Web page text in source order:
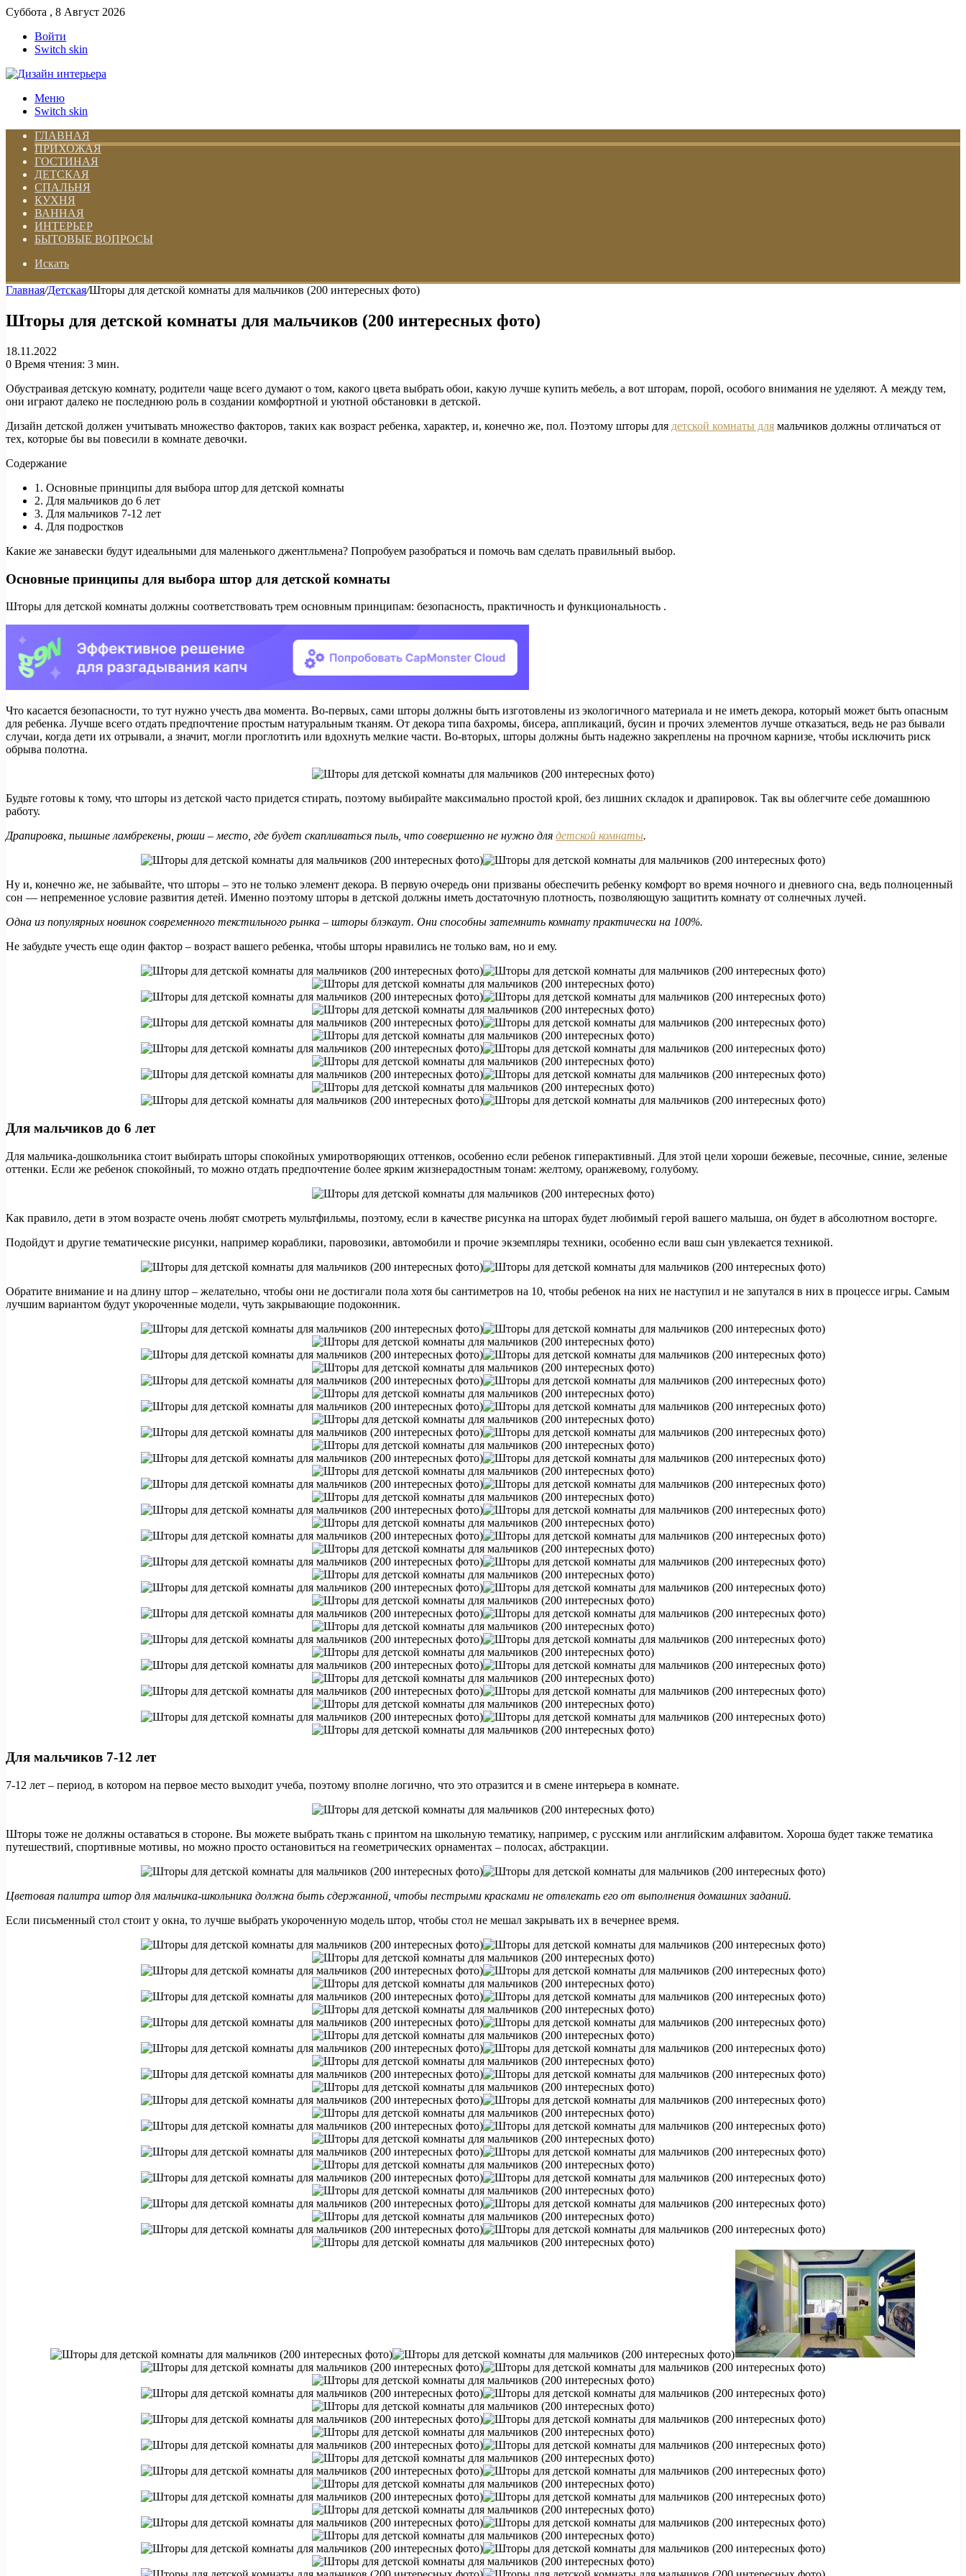
Суббота , 8 Август 2026
Войти
Switch skin
Меню
Switch skin
ГЛАВНАЯ
ПРИХОЖАЯ
ГОСТИНАЯ
ДЕТСКАЯ
СПАЛЬНЯ
КУХНЯ
ВАННАЯ
ИНТЕРЬЕР
БЫТОВЫЕ ВОПРОСЫ
Искать
Главная/Детская/Шторы для детской комнаты для мальчиков (200 интересных фото)
Шторы для детской комнаты для мальчиков (200 интересных фото)
18.11.2022
0 Время чтения: 3 мин.
Обустраивая детскую комнату, родители чаще всего думают о том, какого цвета выбрать обои, какую лучше купить мебель, а вот шторам, порой, особого внимания не уделяют. А между тем,
они играют далеко не последнюю роль в создании комфортной и уютной обстановки в детской.
Дизайн детской должен учитывать множество факторов, таких как возраст ребенка, характер, и, конечно же, пол. Поэтому шторы для детской комнаты для мальчиков должны отличаться от
тех, которые бы вы повесили в комнате девочки.
Содержание
1. Основные принципы для выбора штор для детской комнаты
2. Для мальчиков до 6 лет
3. Для мальчиков 7-12 лет
4. Для подростков
Какие же занавески будут идеальными для маленького джентльмена? Попробуем разобраться и помочь вам сделать правильный выбор.
Основные принципы для выбора штор для детской комнаты
Шторы для детской комнаты должны соответствовать трем основным принципам: безопасность, практичность и функциональность .
Что касается безопасности, то тут нужно учесть два момента. Во-первых, сами шторы должны быть изготовлены из экологичного материала и не иметь декора, который может быть опасным
для ребенка. Лучше всего отдать предпочтение простым натуральным тканям. От декора типа бахромы, бисера, аппликаций, бусин и прочих элементов лучше отказаться, ведь не раз бывали
случаи, когда дети их отрывали, а значит, могли проглотить или вдохнуть мелкие части. Во-вторых, шторы должны быть надежно закреплены на прочном карнизе, чтобы исключить риск
обрыва полотна.
Будьте готовы к тому, что шторы из детской часто придется стирать, поэтому выбирайте максимально простой крой, без лишних складок и драпировок. Так вы облегчите себе домашнюю
работу.
Драпировка, пышные ламбрекены, рюши – место, где будет скапливаться пыль, что совершенно не нужно для детской комнаты.
Ну и, конечно же, не забывайте, что шторы – это не только элемент декора. В первую очередь они призваны обеспечить ребенку комфорт во время ночного и дневного сна, ведь полноценный
сон — непременное условие развития детей. Именно поэтому шторы в детской должны иметь достаточную плотность, позволяющую защитить комнату от солнечных лучей.
Одна из популярных новинок современного текстильного рынка – шторы блэкаут. Они способны затемнить комнату практически на 100%.
Не забудьте учесть еще один фактор – возраст вашего ребенка, чтобы шторы нравились не только вам, но и ему.
Для мальчиков до 6 лет
Для мальчика-дошкольника стоит выбирать шторы спокойных умиротворяющих оттенков, особенно если ребенок гиперактивный. Для этой цели хороши бежевые, песочные, синие, зеленые
оттенки. Если же ребенок спокойный, то можно отдать предпочтение более ярким жизнерадостным тонам: желтому, оранжевому, голубому.
Как правило, дети в этом возрасте очень любят смотреть мультфильмы, поэтому, если в качестве рисунка на шторах будет любимый герой вашего малыша, он будет в абсолютном восторге.
Подойдут и другие тематические рисунки, например кораблики, паровозики, автомобили и прочие экземпляры техники, особенно если ваш сын увлекается техникой.
Обратите внимание и на длину штор – желательно, чтобы они не достигали пола хотя бы сантиметров на 10, чтобы ребенок на них не наступил и не запутался в них в процессе игры. Самым
лучшим вариантом будут укороченные модели, чуть закрывающие подоконник.
Для мальчиков 7-12 лет
7-12 лет – период, в котором на первое место выходит учеба, поэтому вполне логично, что это отразится и в смене интерьера в комнате.
Шторы тоже не должны оставаться в стороне. Вы можете выбрать ткань с принтом на школьную тематику, например, с русским или английским алфавитом. Хороша будет также тематика
путешествий, спортивные мотивы, но можно просто остановиться на геометрических орнаментах – полосах, абстракции.
Цветовая палитра штор для мальчика-школьника должна быть сдержанной, чтобы пестрыми красками не отвлекать его от выполнения домашних заданий.
Если письменный стол стоит у окна, то лучше выбрать укороченную модель штор, чтобы стол не мешал закрывать их в вечернее время.